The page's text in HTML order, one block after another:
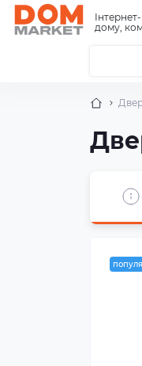
дому,